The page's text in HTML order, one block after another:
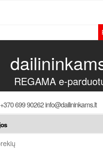
REGAMA e-
+370 699 90262 info@dailininkams.lt